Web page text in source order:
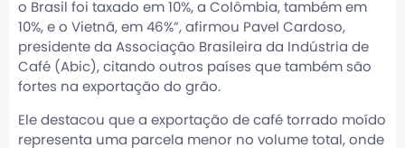
o Brasil foi taxado em 10%, a Colômbia, também em
10%, e o Vietnã, em 46%”, afirmou Pavel Cardoso,
presidente da Associação Brasileira da Indústria de
Café (Abic), citando outros países que também são
fortes na exportação do grão.
Ele destacou que a exportação de café torrado moído
representa uma parcela menor no volume total, onde